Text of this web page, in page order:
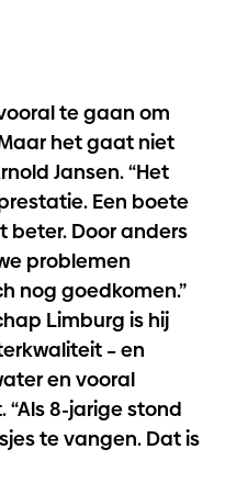
te gaan om
het gaat niet
Jansen. “Het
Een boete
beter. Door anders
problemen
nog goedkomen.”
Limburg is hij
– en
en vooral
8-jarige stond
te vangen. Dat is